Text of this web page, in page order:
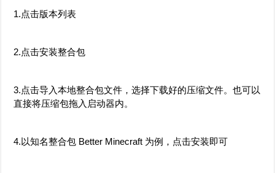
1.点击版本列表
2.点击安装整合包
3.点击导入本地整合包文件，选择下载好的压缩文件。也可以
直接将压缩包拖入启动器内。
4.以知名整合包 Better Minecraft 为例，点击安装即可